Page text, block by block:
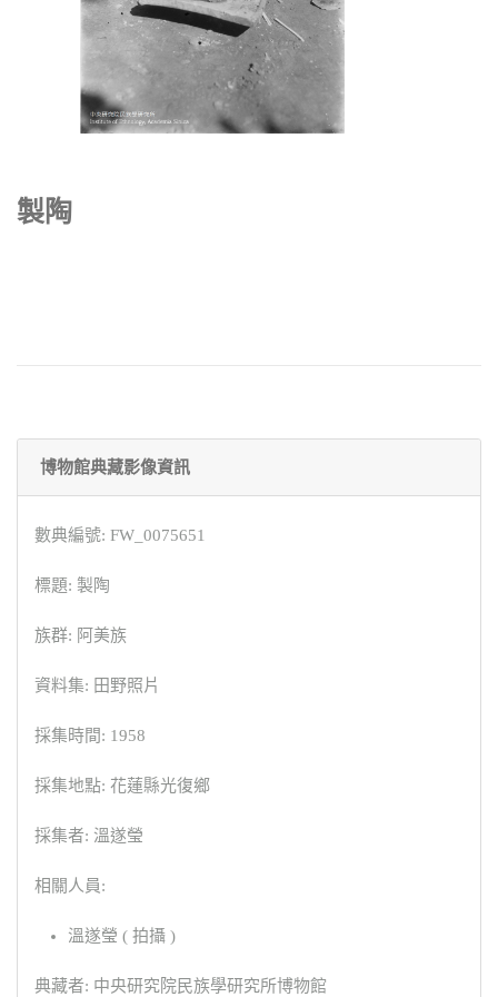
製陶
博物館典藏影像資訊
數典編號: FW_0075651
標題: 製陶
族群: 阿美族
資料集: 田野照片
採集時間: 1958
採集地點: 花蓮縣光復鄉
採集者: 溫遂瑩
相關人員:
溫遂瑩 ( 拍攝 )
典藏者: 中央研究院民族學研究所博物館